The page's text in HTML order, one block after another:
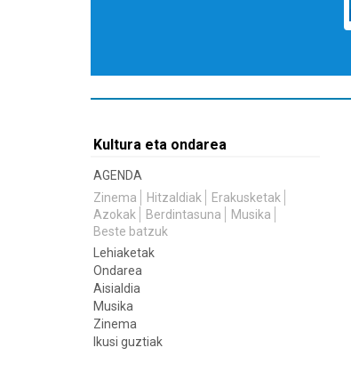
Kultura eta ondarea
AGENDA
Zinema
Hitzaldiak
Erakusketak
Azokak
Berdintasuna
Musika
Beste batzuk
Lehiaketak
Ondarea
Aisialdia
Musika
Zinema
Ikusi guztiak